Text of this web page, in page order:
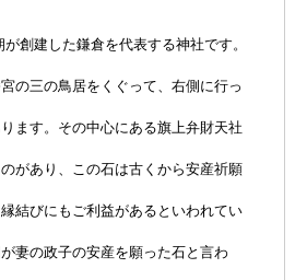
創建した鎌倉を代表する神社です。
の三の鳥居をくぐって、右側に行っ
ます。その中心にある旗上弁財天社
があり、この石は古くから安産祈願
結びにもご利益があるといわれてい
妻の政子の安産を願った石と言わ